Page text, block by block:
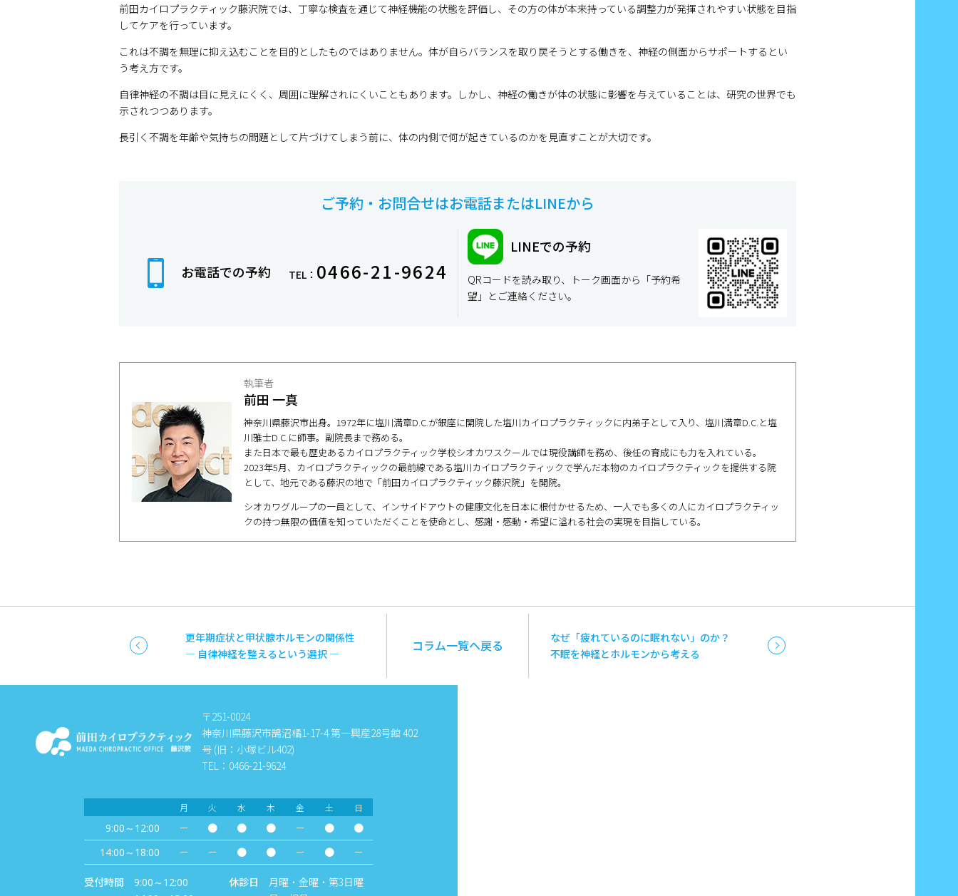
前田カイロプラクティック藤沢院では、丁寧な検査を通じて神経機能の状態を評価し、その方の体が本来持っている調整力が発揮されやすい状態を目指
してケアを行っています。
これは不調を無理に抑え込むことを目的としたものではありません。体が自らバランスを取り戻そうとする働きを、神経の側面からサポートするとい
う考え方です。
自律神経の不調は目に見えにくく、周囲に理解されにくいこともあります。しかし、神経の働きが体の状態に影響を与えていることは、研究の世界でも
示されつつあります。
長引く不調を年齢や気持ちの問題として片づけてしまう前に、体の内側で何が起きているのかを見直すことが大切です。
ご予約・お問合せはお電話またはLINEから
お電話での予約 TEL： 0466-21-9624
LINEでの予約
QRコードを読み取り、トーク画面から「予約希
望」とご連絡ください。
執筆者
前田 一真
神奈川県藤沢市出身。1972年に塩川満章D.C.が銀座に開院した塩川カイロプラクティックに内弟子として入り、塩川満章D.C.と塩
川雅士D.C.に師事。副院長まで務める。
また日本で最も歴史あるカイロプラクティック学校シオカワスクールでは現役講師を務め、後任の育成にも力を入れている。
2023年5月、カイロプラクティックの最前線である塩川カイロプラクティックで学んだ本物のカイロプラクティックを提供する院
として、地元である藤沢の地で「前田カイロプラクティック藤沢院」を開院。
シオカワグループの一員として、インサイドアウトの健康文化を日本に根付かせるため、一人でも多くの人にカイロプラクティッ
クの持つ無限の価値を知っていただくことを使命とし、感謝・感動・希望に溢れる社会の実現を目指している。
更年期症状と甲状腺ホルモンの関係性
― 自律神経を整えるという選択 ―
コラム一覧へ戻る
なぜ「疲れているのに眠れない」のか？
不眠を神経とホルモンから考える
〒251-0024
神奈川県藤沢市鵠沼橘1-17-4 第一興産28号館 402
号 (旧：小塚ビル402)
TEL：0466-21-9624
月 火 水 木 金 土 日
9:00～12:00 － ● ● ● － ● ●
14:00～18:00 － － ● ● － ● －
受付時間
9:00～12:00
休診日
月曜・金曜・第3日曜